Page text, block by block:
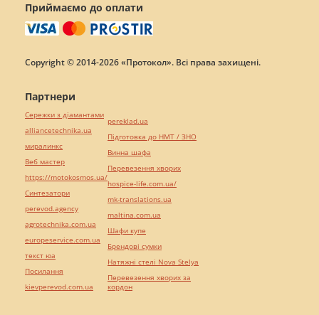
Приймаємо до оплати
Copyright © 2014-2026 «Протокол». Всі права захищені.
Партнери
Сережки з діамантами
alliancetechnika.ua
миралинкс
Веб мастер
https://motokosmos.ua/
Синтезатори
perevod.agency
agrotechnika.com.ua
europeservice.com.ua
текст юа
Посилання
kievperevod.com.ua
pereklad.ua
Підготовка до НМТ / ЗНО
Винна шафа
Перевезення хворих
hospice-life.com.ua/
mk-translations.ua
maltina.com.ua
Шафи купе
Брендові сумки
Натяжні стелі Nova Stelya
Перевезення хворих за
кордон